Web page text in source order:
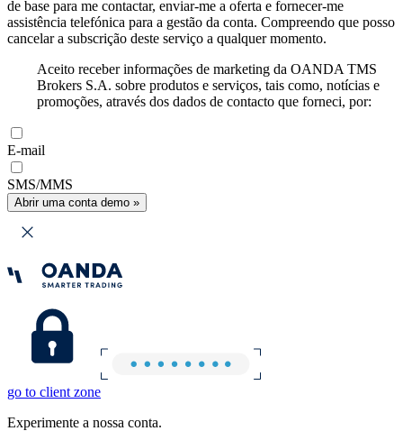
de base para me contactar, enviar-me a oferta e fornecer-me
assistência telefónica para a gestão da conta. Compreendo que posso
cancelar a subscrição deste serviço a qualquer momento.
Aceito receber informações de marketing da OANDA TMS
Brokers S.A. sobre produtos e serviços, tais como, notícias e
promoções, através dos dados de contacto que forneci, por:
E-mail
SMS/MMS
Abrir uma conta demo »
go to client zone
Experimente a nossa conta.